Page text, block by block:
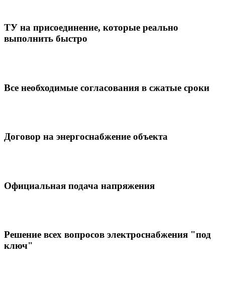
ТУ на присоединение, которые реально
выполнить быстро
Все необходимые согласования в сжатые сроки
Договор на энергоснабжение объекта
Официальная подача напряжения
Решение всех вопросов электроснабжения "под
ключ"